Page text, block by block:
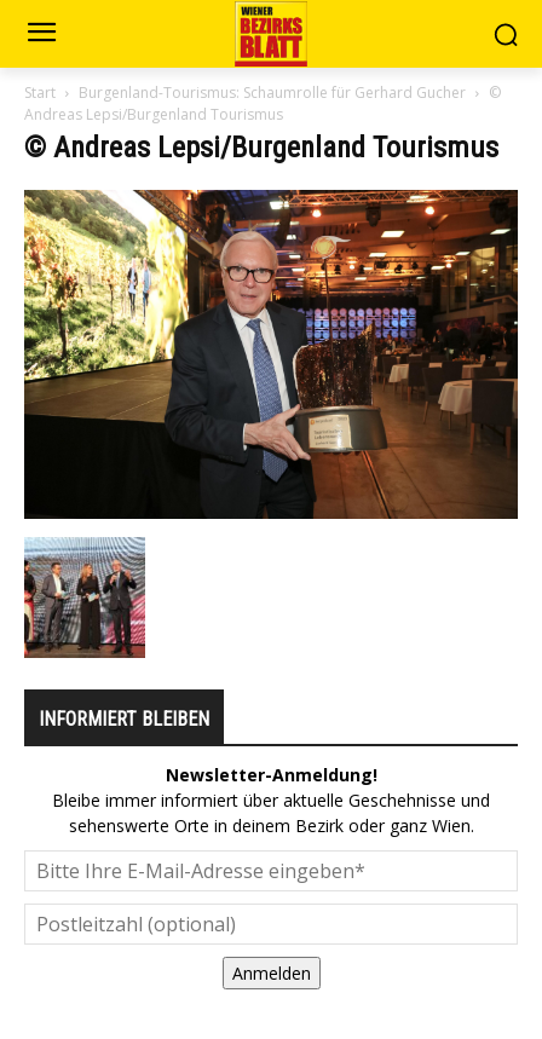
Start Burgenland-Tourismus: Schaumrolle für Gerhard Gucher
©
Andreas Lepsi/Burgenland Tourismus
© Andreas Lepsi/Burgenland Tourismus
INFORMIERT BLEIBEN
Newsletter-Anmeldung!
Bleibe immer informiert über aktuelle Geschehnisse und
sehenswerte Orte in deinem Bezirk oder ganz Wien.
Anmelden